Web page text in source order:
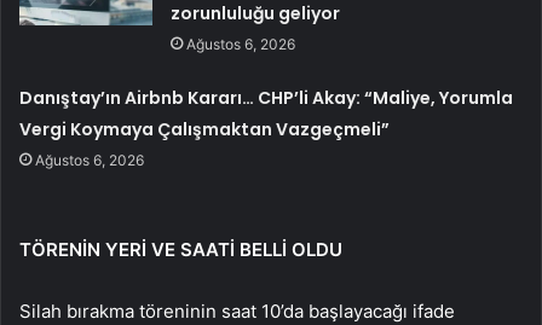
zorunluluğu geliyor
Ağustos 6, 2026
Danıştay’ın Airbnb Kararı… CHP’li Akay: “Maliye, Yorumla
Vergi Koymaya Çalışmaktan Vazgeçmeli”
Ağustos 6, 2026
TÖRENİN YERİ VE SAATİ BELLİ OLDU
Silah bırakma töreninin saat 10’da başlayacağı ifade